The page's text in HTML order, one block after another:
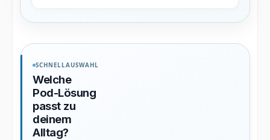
SCHNELLAUSWAHL
Welche
Pod-Lösung
passt zu
deinem
Alltag?